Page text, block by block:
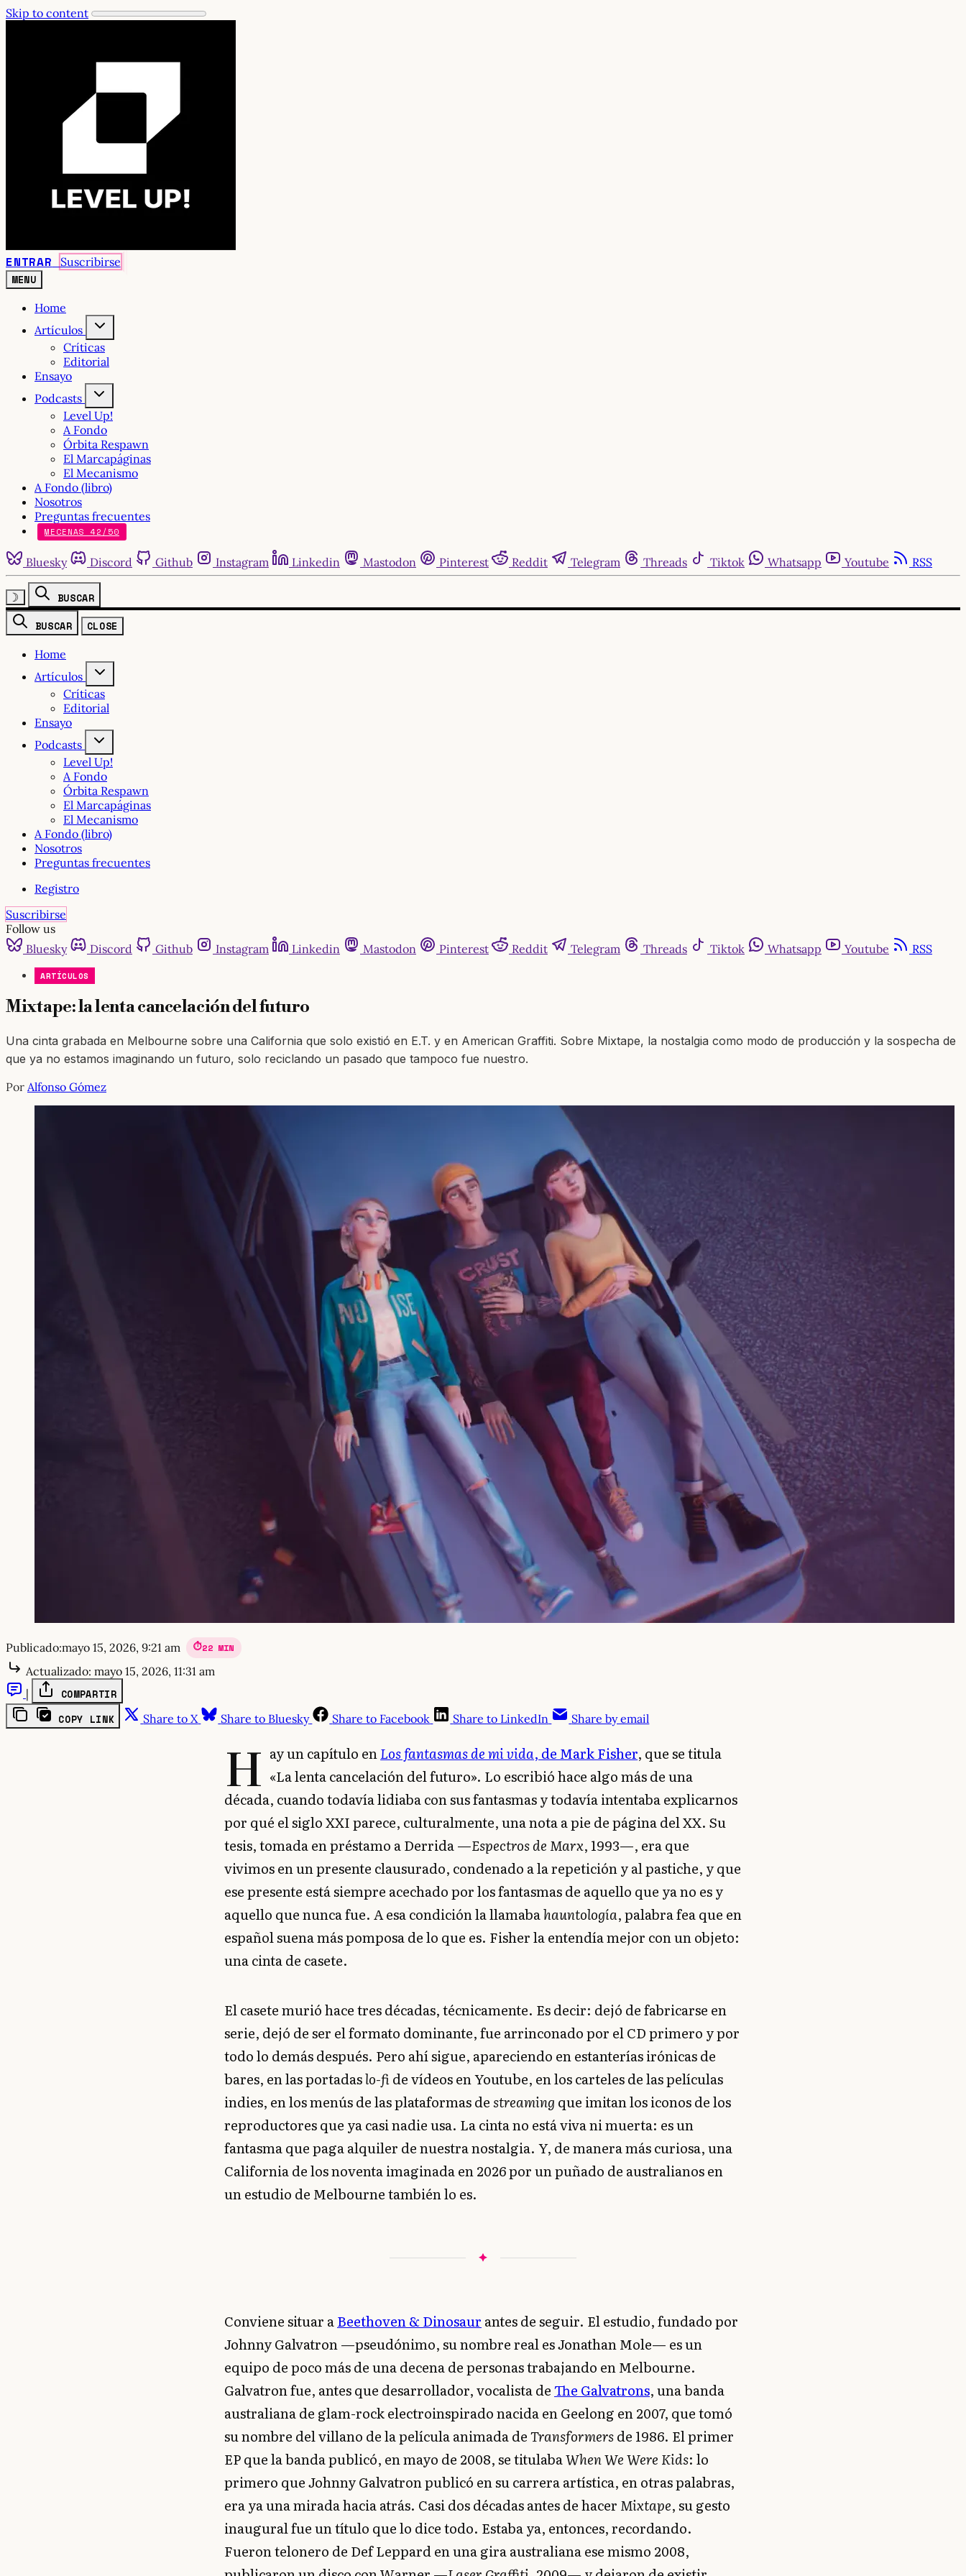
Skip to content
ENTRAR
Suscribirse
MENU
Home
Artículos
Críticas
Editorial
Ensayo
Podcasts
Level Up!
A Fondo
Órbita Respawn
El Marcapáginas
El Mecanismo
A Fondo (libro)
Nosotros
Preguntas frecuentes
MECENAS 42/50
Bluesky Discord Github Instagram Linkedin Mastodon Pinterest Reddit Telegram Threads Tiktok Whatsapp Youtube RSS
☽
BUSCAR
BUSCAR
CLOSE
Home
Artículos
Críticas
Editorial
Ensayo
Podcasts
Level Up!
A Fondo
Órbita Respawn
El Marcapáginas
El Mecanismo
A Fondo (libro)
Nosotros
Preguntas frecuentes
Registro
Suscribirse
Follow us
Bluesky
Discord Github Instagram Linkedin Mastodon Pinterest Reddit Telegram Threads Tiktok Whatsapp Youtube RSS
ARTÍCULOS
Mixtape: la lenta cancelación del futuro
Una cinta grabada en Melbourne sobre una California que solo existió en E.T. y en American Graffiti. Sobre Mixtape, la nostalgia como modo de producción y la sospecha de
que ya no estamos imaginando un futuro, solo reciclando un pasado que tampoco fue nuestro.
Por Alfonso Gómez
Publicado:mayo 15, 2026, 9:21 am 22 MIN
Actualizado: mayo 15, 2026, 11:31 am
|
COMPARTIR
COPY LINK
Share to X Share to Bluesky Share to Facebook Share to LinkedIn Share by email
H ay un capítulo enLos fantasmas de mi vida, de Mark Fisher, que se titula
«La lenta cancelación del futuro». Lo escribió hace algo más de una
década, cuando todavía lidiaba con sus fantasmas y todavía intentaba explicarnos
por qué el siglo XXI parece, culturalmente, una nota a pie de página del XX. Su
tesis, tomada en préstamo a Derrida —Espectros de Marx, 1993—, era que
vivimos en un presente clausurado, condenado a la repetición y al pastiche, y que
ese presente está siempre acechado por los fantasmas de aquello que ya no es y
aquello que nunca fue. A esa condición la llamabahauntología, palabra fea que en
español suena más pomposa de lo que es. Fisher la entendía mejor con un objeto:
una cinta de casete.
El casete murió hace tres décadas, técnicamente. Es decir: dejó de fabricarse en
serie, dejó de ser el formato dominante, fue arrinconado por el CD primero y por
todo lo demás después. Pero ahí sigue, apareciendo en estanterías irónicas de
bares, en las portadaslo-fide vídeos en Youtube, en los carteles de las películas
indies, en los menús de las plataformas destreaming que imitan los iconos de los
reproductores que ya casi nadie usa. La cinta no está viva ni muerta: es un
fantasma que paga alquiler de nuestra nostalgia. Y, de manera más curiosa, una
California de los noventa imaginada en 2026 por un puñado de australianos en
un estudio de Melbourne también lo es.
Conviene situar aBeethoven & Dinosaur antes de seguir. El estudio, fundado por
Johnny Galvatron —pseudónimo, su nombre real es Jonathan Mole— es un
equipo de poco más de una decena de personas trabajando en Melbourne.
Galvatron fue, antes que desarrollador, vocalista deThe Galvatrons, una banda
australiana de glam-rock electroinspirado nacida en Geelong en 2007, que tomó
su nombre del villano de la película animada deTransformersde 1986. El primer
EP que la banda publicó, en mayo de 2008, se titulabaWhen We Were Kids: lo
primero que Johnny Galvatron publicó en su carrera artística, en otras palabras,
era ya una mirada hacia atrás. Casi dos décadas antes de hacer Mixtape, su gesto
inaugural fue un título que lo dice todo. Estaba ya, entonces, recordando.
Fueron telonero de Def Leppard en una gira australiana ese mismo 2008,